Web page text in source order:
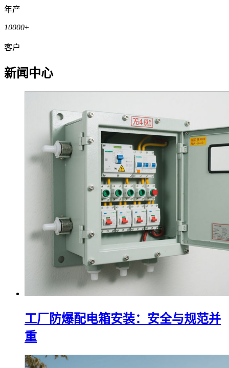
年产
10000+
客户
新闻中心
工厂防爆配电箱安装：安全与规范并
重